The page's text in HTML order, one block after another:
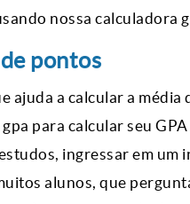
nossa calculadora
pontos
ajuda a calcular a
para calcular seu
ingressar em
alunos, que